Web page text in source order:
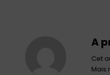
A
Cet
Mais